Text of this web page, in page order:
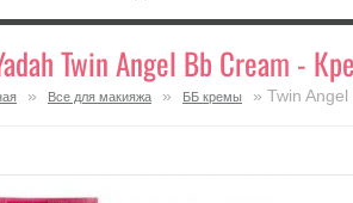
Twin Angel Bb Cream -
» Все для макияжа » ББ кремы » Twin